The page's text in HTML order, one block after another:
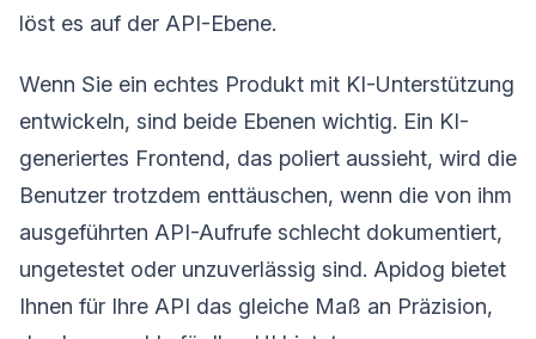
löst es auf der API-Ebene.
Wenn Sie ein echtes Produkt mit KI-Unterstützung
entwickeln, sind beide Ebenen wichtig. Ein KI-
generiertes Frontend, das poliert aussieht, wird die
Benutzer trotzdem enttäuschen, wenn die von ihm
ausgeführten API-Aufrufe schlecht dokumentiert,
ungetestet oder unzuverlässig sind. Apidog bietet
Ihnen für Ihre API das gleiche Maß an Präzision,